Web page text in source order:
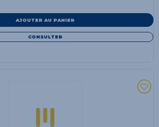
AJOUTER AU PANIER
CONSULTER